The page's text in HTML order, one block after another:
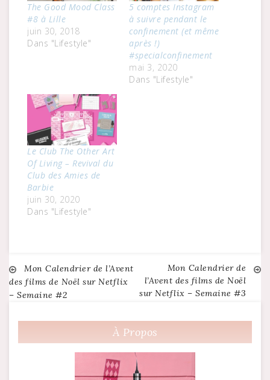
The Good Mood Class
#8 à Lille
juin 30, 2018
Dans "Lifestyle"
5 comptes Instagram
à suivre pendant le
confinement (et même
après !)
#specialconfinement
mai 3, 2020
Dans "Lifestyle"
Le Club The Other Art
Of Living – Revival du
Club des Amies de
Barbie
juin 30, 2020
Dans "Lifestyle"
Navigation
de
Mon Calendrier de l’Avent
des films de Noël sur Netflix
– Semaine #2
Mon Calendrier de
l’Avent des films de Noël
sur Netflix – Semaine #3
À Propos